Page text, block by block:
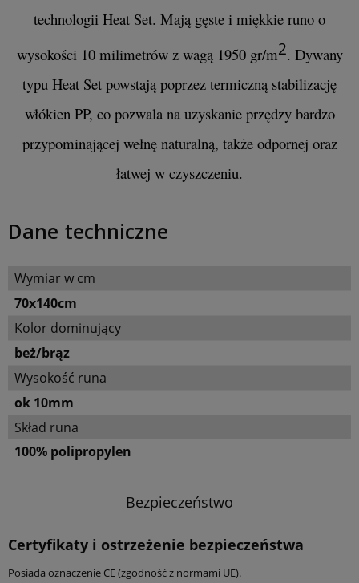
technologii Heat Set. Mają gęste i miękkie runo o
wysokości 10 milimetrów z wagą 1950 gr/m2. Dywany
typu Heat Set powstają poprzez termiczną stabilizację
włókien PP, co pozwala na uzyskanie przędzy bardzo
przypominającej wełnę naturalną, także odpornej oraz
łatwej w czyszczeniu.
Dane techniczne
Wymiar w cm
70x140cm
Kolor dominujący
beż/brąz
Wysokość runa
ok 10mm
Skład runa
100% polipropylen
Bezpieczeństwo
Certyfikaty i ostrzeżenie bezpieczeństwa
Posiada oznaczenie CE (zgodność z normami UE).